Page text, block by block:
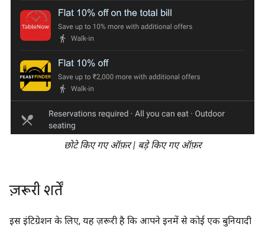
छोटे किए गए ऑफ़र | बड़े किए गए ऑफ़र
ज़रूरी शर्तें
इस इंटिग्रेशन के लिए, यह ज़रूरी है कि आपने इनमें से कोई एक बुनियादी